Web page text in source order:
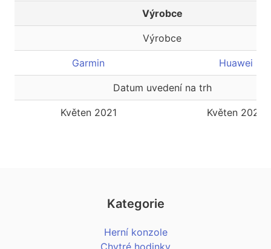
Výrobce
Výrobce
Garmin Huawei
Datum uvedení na trh
Květen 2021 Květen 2022
Kategorie
Herní konzole
Chytré hodinky